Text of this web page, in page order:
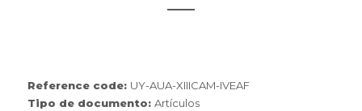
Reference code: UY-AUA-XIIICAM-IVEAF
Tipo de documento:Artículos